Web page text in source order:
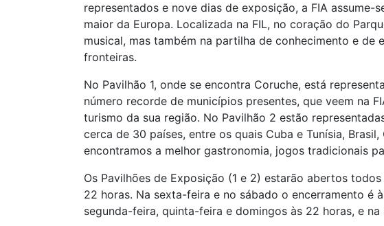
representados e nove dias de exposição, a FIA
maior da Europa. Localizada na FIL, no coração do
musical, mas também na partilha de conhecimento e
fronteiras.
No Pavilhão 1, onde se encontra Coruche, está
número recorde de municípios presentes, que veem na
turismo da sua região. No Pavilhão 2 estão
cerca de 30 países, entre os quais Cuba e Tunísia,
encontramos a melhor gastronomia, jogos tradicionais
Os Pavilhões de Exposição (1 e 2) estarão abertos
22 horas. Na sexta-feira e no sábado o encerramento é
segunda-feira, quinta-feira e domingos às 22 horas, e